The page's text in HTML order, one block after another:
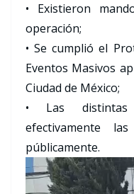
• Existieron
operación;
• Se cumplió el
Eventos Masivos
Ciudad de México;
• Las distintas
efectivamente
públicamente.
Reproductor